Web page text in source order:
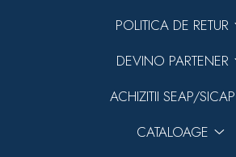
POLITICA DE RETUR
DEVINO PARTENER
ACHIZITII SEAP/SICAP
CATALOAGE